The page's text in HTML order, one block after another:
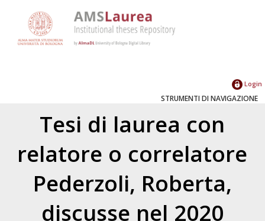
Login
STRUMENTI DI NAVIGAZIONE
Tesi di laurea con
relatore o correlatore
Pederzoli, Roberta,
discusse nel 2020